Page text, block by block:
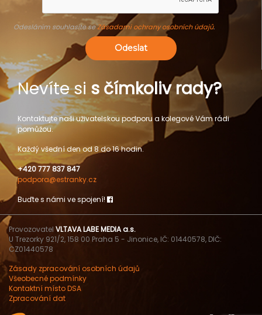
Odesláním souhlasíte seZásadami ochrany osobních údajů.
Odeslat
Nevíte si s čímkoliv rady?
Kontaktujte naši uživatelskou podporu a kolegové Vám rádi
pomůžou.
Každý všední den od 8 do 16 hodin.
+420 777 837 847
podpora@estranky.cz
Buďte s námi ve spojení!
Provozovatel VLTAVA LABE MEDIA a.s.
U Trezorky 921/2, 158 00 Praha 5 - Jinonice, IČ: 01440578, DIČ:
CZ01440578
Zásady zpracování osobních údajů
Všeobecné podmínky
Kontaktní místo DSA
Zpracování dat